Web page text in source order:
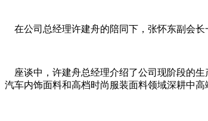
在公司总经理许建舟的陪同下，张怀东副会长
座谈中，许建舟总经理介绍了公司现阶段的生
汽车内饰面料和高档时尚服装面料领域深耕中